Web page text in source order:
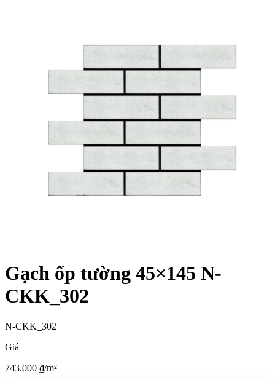
Gạch ốp tường 45×145 N-
CKK_302
N-CKK_302
Giá
743.000 ₫/m²